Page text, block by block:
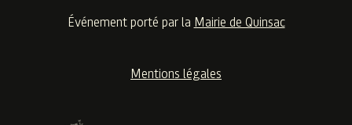
Événement porté par la Mairie de Quinsac
Mentions légales